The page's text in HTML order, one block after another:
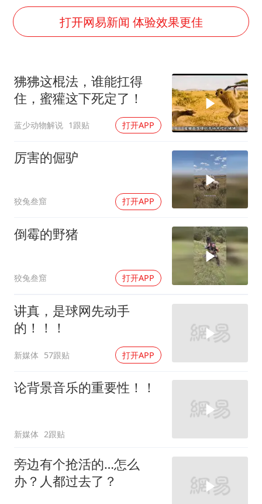
美将每月供乌爱国者拦截导弹
以军士兵把枪口对准中国记者
“开学三件套”全线暴涨
奋力开创中国式现代化建设新局面
打开网易新闻 体验效果更佳
狒狒这棍法，谁能扛得
住，蜜獾这下死定了！
蓝少动物解说 1跟贴 打开APP
厉害的倔驴
狡兔叁窟 打开APP
倒霉的野猪
狡兔叁窟 打开APP
讲真，是球网先动手
的！！！
新媒体 57跟贴 打开APP
论背景音乐的重要性！！
新媒体 2跟贴
旁边有个抢活的…怎么
办？人都过去了？